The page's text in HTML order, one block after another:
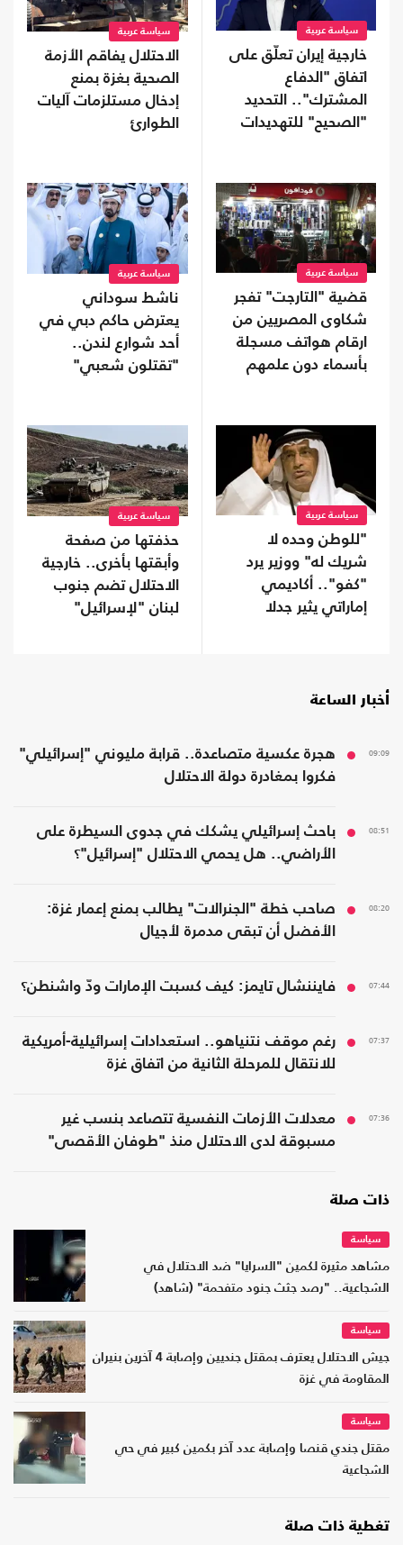
سياسة عربية
خارجية إيران تعلّق على
اتفاق "الدفاع
المشترك".. التحديد
"الصحيح" للتهديدات
سياسة عربية
الاحتلال يفاقم الأزمة
الصحية بغزة بمنع
إدخال مستلزمات آليات
الطوارئ
سياسة عربية
قضية "التارجت" تفجر
شكاوى المصريين من
ارقام هواتف مسجلة
بأسماء دون علمهم
سياسة عربية
ناشط سوداني
يعترض حاكم دبي في
أحد شوارع لندن..
"تقتلون شعبي"
سياسة عربية
"للوطن وحده لا
شريك له" ووزير يرد
"كفو".. أكاديمي
إماراتي يثير جدلا
سياسة عربية
حذفتها من صفحة
وأبقتها بأخرى.. خارجية
الاحتلال تضم جنوب
لبنان "لإسرائيل"
أخبار الساعة
09:09
هجرة عكسية متصاعدة.. قرابة مليوني "إسرائيلي"
فكروا بمغادرة دولة الاحتلال
08:51
باحث إسرائيلي يشكك في جدوى السيطرة على
الأراضي.. هل يحمي الاحتلال "إسرائيل"؟
08:20
صاحب خطة "الجنرالات" يطالب بمنع إعمار غزة:
الأفضل أن تبقى مدمرة لأجيال
07:44 فايننشال تايمز: كيف كسبت الإمارات ودّ واشنطن؟
07:37
رغم موقف نتنياهو.. استعدادات إسرائيلية-أمريكية
للانتقال للمرحلة الثانية من اتفاق غزة
07:36
معدلات الأزمات النفسية تتصاعد بنسب غير
مسبوقة لدى الاحتلال منذ "طوفان الأقصى"
ذات صلة
سياسة
مشاهد مثيرة لكمين "السرايا" ضد الاحتلال في
الشجاعية.. "رصد جثث جنود متفحمة" (شاهد)
سياسة
جيش الاحتلال يعترف بمقتل جنديين وإصابة 4 آخرين بنيران
المقاومة في غزة
سياسة
مقتل جندي قنصا وإصابة عدد آخر بكمين كبير في حي
الشجاعية
تغطية ذات صلة